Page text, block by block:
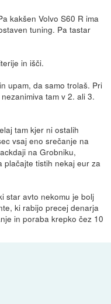
kakšen Volvo S60 R ima
tuning. Pa tastar
in išči.
upam, da samo trolaš. Pri
tam v 2. ali 3.
tam kjer ni ostalih
vsaj eno srečanje na
na Grobniku,
plačajte tistih nekaj eur za
star avto nekomu je bolj
ki rabijo precej denarja
in poraba krepko čez 10